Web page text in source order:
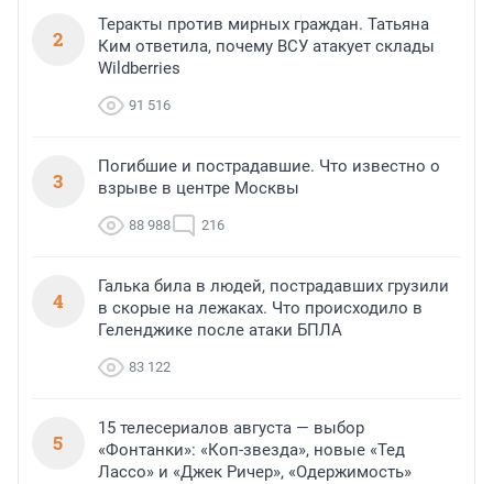
2
Теракты против мирных граждан. Татьяна
Ким ответила, почему ВСУ атакует склады
Wildberries
91 516
3
Погибшие и пострадавшие. Что известно о
взрыве в центре Москвы
88 988 216
4
Галька била в людей, пострадавших грузили
в скорые на лежаках. Что происходило в
Геленджике после атаки БПЛА
83 122
5
15 телесериалов августа — выбор
«Фонтанки»: «Коп-звезда», новые «Тед
Лассо» и «Джек Ричер», «Одержимость»